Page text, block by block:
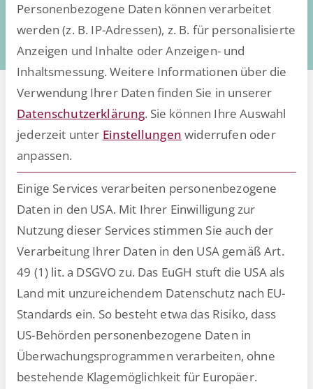
Wir wünschen Ihnen eine
besinnliche Weihnachtszeit, frohe
Feiertage und einen guten und
erfolgreichen Start ins neue Jahr!
Personenbezogene Daten können verarbeitet
werden (z. B. IP-Adressen), z. B. für personalisierte
Anzeigen und Inhalte oder Anzeigen- und
Inhaltsmessung. Weitere Informationen über die
Verwendung Ihrer Daten finden Sie in unserer
Datenschutzerklärung. Sie können Ihre Auswahl
jederzeit unter Einstellungen widerrufen oder
anpassen.
Einige Services verarbeiten personenbezogene
Daten in den USA. Mit Ihrer Einwilligung zur
Nutzung dieser Services stimmen Sie auch der
Verarbeitung Ihrer Daten in den USA gemäß Art.
49 (1) lit. a DSGVO zu. Das EuGH stuft die USA als
Land mit unzureichendem Datenschutz nach EU-
Standards ein. So besteht etwa das Risiko, dass
US-Behörden personenbezogene Daten in
Überwachungsprogrammen verarbeiten, ohne
bestehende Klagemöglichkeit für Europäer.